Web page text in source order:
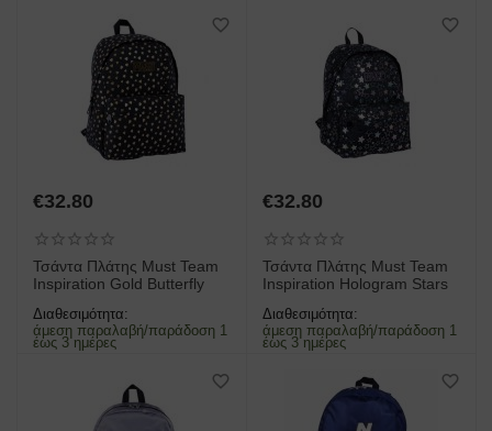
€32.80
Τσάντα Πλάτης Must Team
Inspiration Gold Butterfly
Διαθεσιμότητα:
άμεση παραλαβή/παράδοση 1
έως 3 ημέρες
€32.80
Τσάντα Πλάτης Must Team
Inspiration Hologram Stars
Διαθεσιμότητα:
άμεση παραλαβή/παράδοση 1
έως 3 ημέρες